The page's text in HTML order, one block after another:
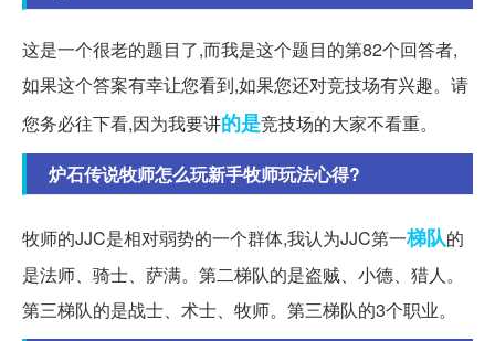
这是一个很老的题目了,而我是这个题目的第82个回答者,
如果这个答案有幸让您看到,如果您还对竞技场有兴趣。请
您务必往下看,因为我要讲的是竞技场的大家不看重。
炉石传说牧师怎么玩新手牧师玩法心得?
牧师的JJC是相对弱势的一个群体,我认为JJC第一梯队的
是法师、骑士、萨满。第二梯队的是盗贼、小德、猎人。
第三梯队的是战士、术士、牧师。第三梯队的3个职业。